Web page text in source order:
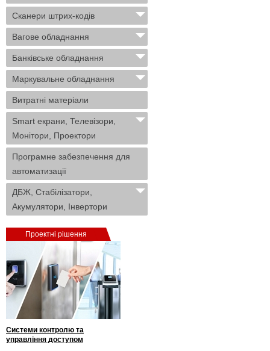
Сканери штрих-кодів
Вагове обладнання
Банківське обладнання
Маркувальне обладнання
Витратні матеріали
Smart екрани, Телевізори,
Монітори, Проектори
Програмне забезпечення для
автоматизації
ДБЖ, Стабілізатори,
Акумулятори, Інвертори
Проектні рішення
Системи контролю та
управління доступом